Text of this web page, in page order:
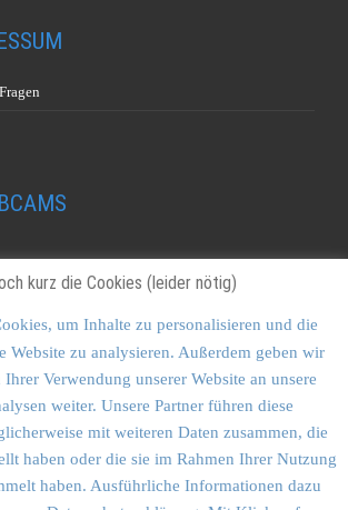
kurz die Cookies (leider nötig)
um Inhalte zu personalisieren und die
Website zu analysieren. Außerdem geben wir
Verwendung unserer Website an unsere
weiter. Unsere Partner führen diese
mit weiteren Daten zusammen, die
haben oder die sie im Rahmen Ihrer Nutzung
haben. Ausführliche Informationen dazu